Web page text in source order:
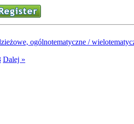
ogólnotematyczne /
Dalej »